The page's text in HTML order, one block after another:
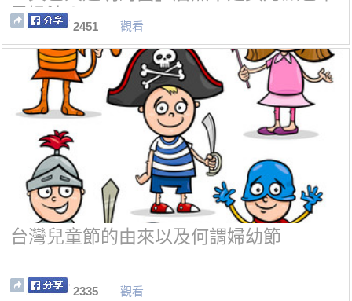
是奶油！
2451 觀看
台灣兒童節的由來以及何謂婦幼節
2335 觀看